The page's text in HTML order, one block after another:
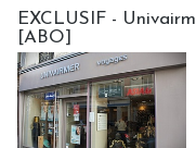
EXCLUSIF -
[ABO]